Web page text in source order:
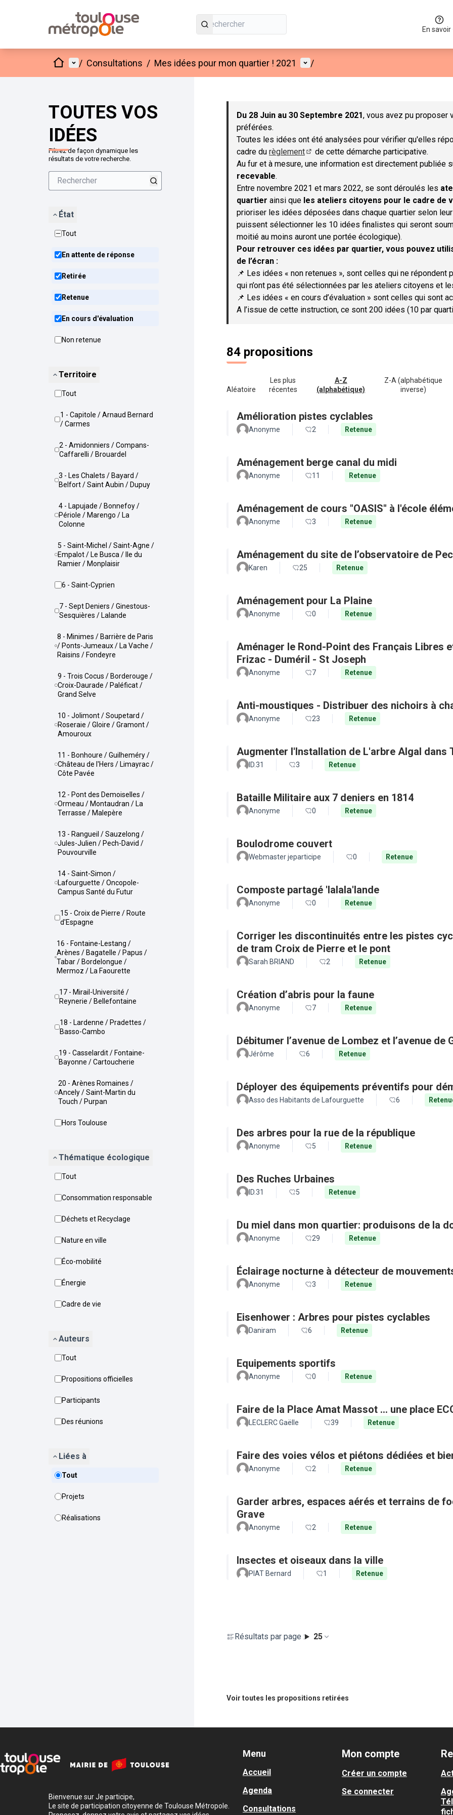
En savoir
AccueilMenu principal
/ Consultations / Mes idées pour mon quartier ! 2021 Menu utilisateur
/
TOUTES VOS
IDÉES
Filtrez de façon dynamique les
résultats de votre recherche.
État
Tout
En attente de réponse
Retirée
Retenue
En cours d'évaluation
Non retenue
Territoire
Tout
1 - Capitole / Arnaud Bernard
/ Carmes
2 - Amidonniers / Compans-
Caffarelli / Brouardel
3 - Les Chalets / Bayard /
Belfort / Saint Aubin / Dupuy
4 - Lapujade / Bonnefoy /
Périole / Marengo / La
Colonne
5 - Saint-Michel / Saint-Agne /
Empalot / Le Busca / Ile du
Ramier / Monplaisir
6 - Saint-Cyprien
7 - Sept Deniers / Ginestous-
Sesquières / Lalande
8 - Minimes / Barrière de Paris
/ Ponts-Jumeaux / La Vache /
Raisins / Fondeyre
9 - Trois Cocus / Borderouge /
Croix-Daurade / Paléficat /
Grand Selve
10 - Jolimont / Soupetard /
Roseraie / Gloire / Gramont /
Amouroux
11 - Bonhoure / Guilheméry /
Château de l'Hers / Limayrac /
Côte Pavée
12 - Pont des Demoiselles /
Ormeau / Montaudran / La
Terrasse / Malepère
13 - Rangueil / Sauzelong /
Jules-Julien / Pech-David /
Pouvourville
14 - Saint-Simon /
Lafourguette / Oncopole-
Campus Santé du Futur
15 - Croix de Pierre / Route
d'Espagne
16 - Fontaine-Lestang /
Arènes / Bagatelle / Papus /
Tabar / Bordelongue /
Mermoz / La Faourette
17 - Mirail-Université /
Reynerie / Bellefontaine
18 - Lardenne / Pradettes /
Basso-Cambo
19 - Casselardit / Fontaine-
Bayonne / Cartoucherie
20 - Arènes Romaines /
Ancely / Saint-Martin du
Touch / Purpan
Hors Toulouse
Thématique écologique
Tout
Consommation responsable
Déchets et Recyclage
Nature en ville
Éco-mobilité
Énergie
Cadre de vie
Auteurs
Tout
Propositions officielles
Participants
Des réunions
Liées à
Tout
Projets
Réalisations
Passer la carte
Du 28 Juin au 30 Septembre 2021, vous avez pu proposer
préférées.
Toutes les idées ont été analysées pour vérifier qu'elles
cadre du règlement
(S'ouvre dans un nouvel onglet)
de cette démarche participative.
Au fur et à mesure, une information est directement publiée
recevable.
Entre novembre 2021 et mars 2022, se sont déroulés les
quartier ainsi que les ateliers citoyens pour le cadre de
prioriser les idées déposées dans chaque quartier selon
puissent sélectionner les 10 idées finalistes qui seront
moitié au moins auront une portée écologique).
Pour retrouver ces idées par quartier, vous pouvez
de l’écran :
📌 Les idées « non retenues », sont celles qui ne
qui n’ont pas été sélectionnées par les ateliers citoyens et
📌 Les idées « en cours d’évaluation » sont celles qui sont
A l’issue de cette instruction, ce sont 200 idées (10 par
84 propositions
Aléatoire
Les plus
récentes
A-Z
(alphabétique)
Z-A (alphabétique
inverse)
Amélioration pistes cyclables
Anonyme 2 Retenue
Aménagement berge canal du midi
Anonyme 11 Retenue
Aménagement de cours "OASIS" à l'école
Anonyme 3 Retenue
Aménagement du site de l’observatoire de
Karen 25 Retenue
Aménagement pour La Plaine
Anonyme 0 Retenue
Aménager le Rond-Point des Français Libres
Frizac - Duméril - St Joseph
Anonyme 7 Retenue
Anti-moustiques - Distribuer des nichoirs à
Anonyme 23 Retenue
Augmenter l'Installation de L'arbre Algal dans
ID.31 3 Retenue
Bataille Militaire aux 7 deniers en 1814
Anonyme 0 Retenue
Boulodrome couvert
Webmaster jeparticipe 0 Retenue
Composte partagé 'lalala'lande
Anonyme 0 Retenue
Corriger les discontinuités entre les pistes
de tram Croix de Pierre et le pont
Sarah BRIAND 2 Retenue
Création d’abris pour la faune
Anonyme 7 Retenue
Débitumer l’avenue de Lombez et l’avenue de
Jérôme 6 Retenue
Déployer des équipements préventifs pour
Asso des Habitants de Lafourguette 6
Des arbres pour la rue de la république
Anonyme 5 Retenue
Des Ruches Urbaines
ID.31 5 Retenue
Du miel dans mon quartier: produisons de la
Anonyme 29 Retenue
Éclairage nocturne à détecteur de
Anonyme 3 Retenue
Eisenhower : Arbres pour pistes cyclables
Daniram 6 Retenue
Equipements sportifs
Anonyme 0 Retenue
Faire de la Place Amat Massot ... une place
LECLERC Gaëlle 39 Retenue
Faire des voies vélos et piétons dédiées et
Anonyme 2 Retenue
Garder arbres, espaces aérés et terrains de
Grave
Anonyme 2 Retenue
Insectes et oiseaux dans la ville
PIAT Bernard 1 Retenue
Résultats par page : 25
Voir toutes les propositions retirées
Bienvenue sur Je participe,
Le site de participation citoyenne de Toulouse Métropole.
Menu
Accueil
Agenda
Consultations
Mon compte
Créer un compte
Se connecter